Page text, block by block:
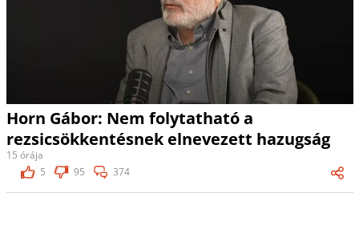
Horn Gábor: Nem folytatható a
rezsicsökkentésnek elnevezett hazugság
15 órája
5
95 374